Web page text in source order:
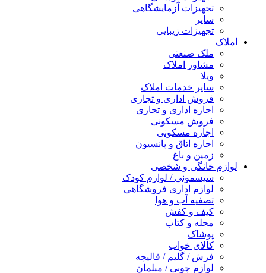
تجهیزات آزمایشگاهی
سایر
تجهیزات زیبایی
املاک
ملک صنعتی
مشاور املاک
ویلا
سایر خدمات املاک
فروش اداری و تجاری
اجاره اداری و تجاری
فروش مسکونی
اجاره مسکونی
اجاره اتاق و پانسیون
زمین و باغ
لوازم خانگی و شخصی
سیسمونی / لوازم کودک
لوازم اداری فروشگاهی
تصفیه آب و هوا
کیف و کفش
مجله و کتاب
پوشاک
کالای خواب
فرش / گلیم / قالیچه
لوازم چوبی / مبلمان